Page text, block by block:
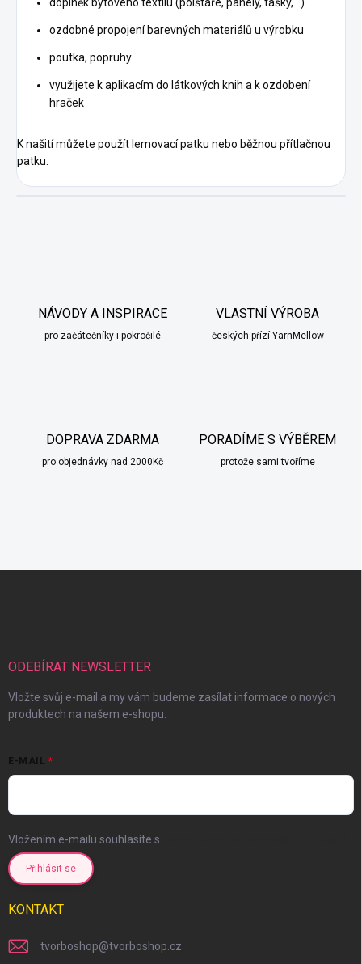
ozdobné propojení barevných materiálů u výrobku
poutka, popruhy
využijete k aplikacím do látkových knih a k ozdobení
hraček
K našití můžete použít lemovací patku nebo běžnou přítlačnou
patku.
NÁVODY A INSPIRACE
pro začátečníky i pokročilé
VLASTNÍ VÝROBA
českých přízí YarnMellow
DOPRAVA ZDARMA
pro objednávky nad 2000Kč
PORADÍME S VÝBĚREM
protože sami tvoříme
ODEBÍRAT NEWSLETTER
Vložte svůj e-mail a my vám budeme zasílat informace o nových
produktech na našem e-shopu.
E-MAIL
Vložením e-mailu souhlasíte s
Přihlásit se
KONTAKT
tvorboshop@tvorboshop.cz